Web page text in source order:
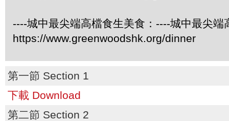
----城中最尖端高檔食生美食：----城中最尖端
https://www.greenwoodshk.org/dinner
第一節 Section 1
下載 Download
第二節 Section 2